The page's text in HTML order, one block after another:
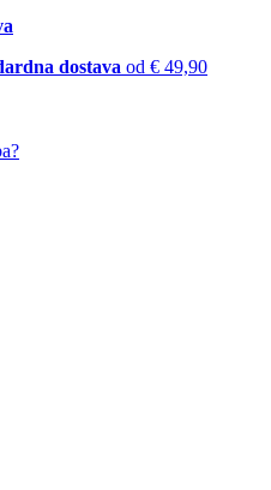
dostava od € 49,90